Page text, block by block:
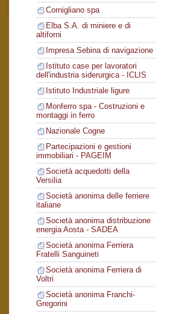
Cornigliano spa
Elba S.A. di miniere e di
altiforni
Impresa Sebina di navigazione
Istituto case per lavoratori
dell'industria siderurgica - ICLIS
Istituto Industriale ligure
Monferro spa - Costruzioni e
montaggi in ferro
Nazionale Cogne
Partecipazioni e gestioni
immobiliari - PAGEIM
Società acquedotti della
Versilia
Società anonima delle ferriere
italiane
Società anonima distribuzione
energia Aosta - SADEA
Società anonima Ferriera
Fratelli Sanguineti
Società anonima Ferriera di
Voltri
Società anonima Franchi-
Gregorini